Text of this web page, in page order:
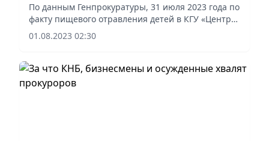
По данным Генпрокуратуры, 31 июля 2023 года по
факту пищевого отравления детей в КГУ «Центр
оказания специальных социальных услуг для
детей Карагандинской области» начато
01.08.2023 02:30